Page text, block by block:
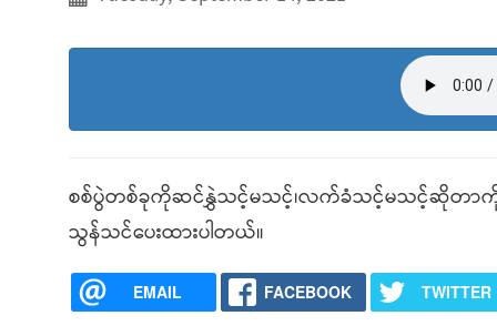
စစ်ပွဲတစ်ခုကိုဆင်နွှဲသင့်မသင့်၊လက်ခံသင့်မသင့်ဆိုတာကိုချင့်
သွန်သင်ပေးထားပါတယ်။
EMAIL FACEBOOK TWITTER